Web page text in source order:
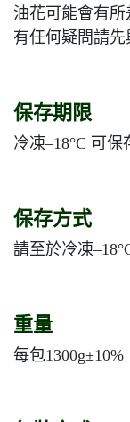
油花可能會有
有任何疑問請先
保存期限
冷凍–18°C 可
保存方式
請至於冷凍
重量
每包1300g±10%